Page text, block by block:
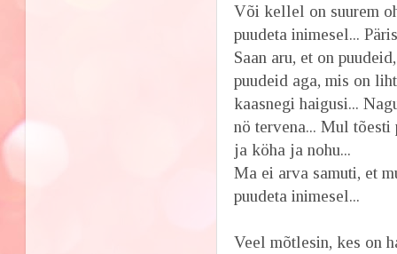
Või kellel on suurem
puudeta inimesel...
Saan aru, et on
puudeid aga, mis on
kaasnegi haigusi...
nö tervena... Mul
ja köha ja nohu...
Ma ei arva samuti, et
puudeta inimesel...
Veel mõtlesin, kes on